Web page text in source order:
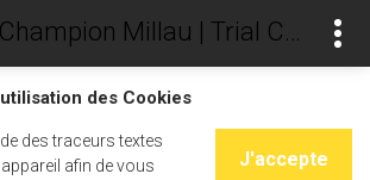
des Cookies
J'accepte
des traceurs textes
afin de vous
Garage Champion Millau | Trial Champ's